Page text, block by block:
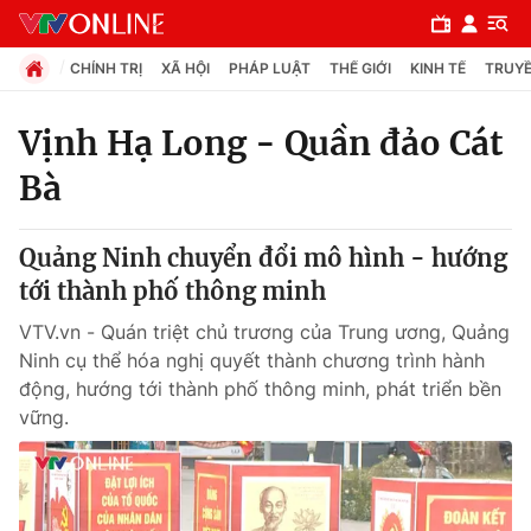
Chuyên mục
Chính trị
Xã hội
Pháp luật
Y tế
Thế giới
CHÍNH TRỊ XÃ HỘI PHÁP LUẬT THẾ GIỚI KINH TẾ
Vịnh Hạ Long - Quần đảo Cát
Bà
Quảng Ninh chuyển đổi mô hình - hướng
tới thành phố thông minh
VTV.vn - Quán triệt chủ trương của Trung ương, Quảng
Ninh cụ thể hóa nghị quyết thành chương trình hành
động, hướng tới thành phố thông minh, phát triển bền
vững.